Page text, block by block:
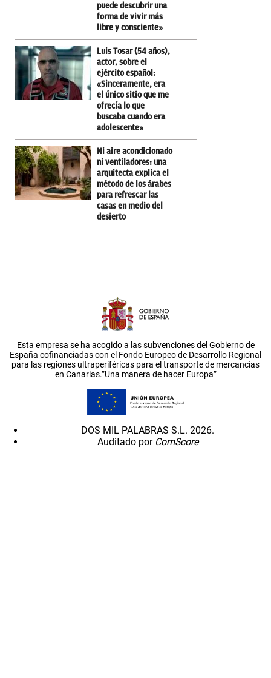
puede descubrir una
forma de vivir más
libre y consciente»
Luis Tosar (54 años),
actor, sobre el
ejército español:
«Sinceramente, era
el único sitio que me
ofrecía lo que
buscaba cuando era
adolescente»
Ni aire acondicionado
ni ventiladores: una
arquitecta explica el
método de los árabes
para refrescar las
casas en medio del
desierto
Esta empresa se ha acogido a las subvenciones del Gobierno de
España cofinanciadas con el Fondo Europeo de Desarrollo Regional
para las regiones ultraperiféricas para el transporte de mercancías
en Canarias.”Una manera de hacer Europa”
DOS MIL PALABRAS S.L. 2026.
Auditado por ComScore